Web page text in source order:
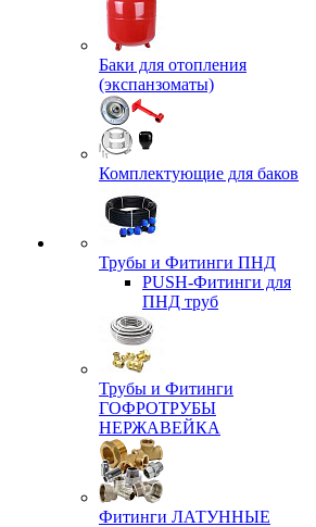
Баки для отопления
(экспанзоматы)
Комплектующие для баков
Трубы и Фитинги ПНД
PUSH-Фитинги для
ПНД труб
Трубы и Фитинги
ГОФРОТРУБЫ
НЕРЖАВЕЙКА
Фитинги ЛАТУННЫЕ